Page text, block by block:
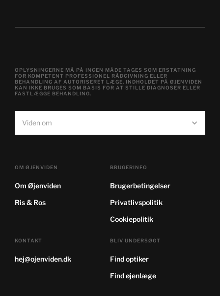
Viden om
OPLYSNINGERNE MÅ PÅ INGEN MÅDE TAGES SOM ERSTATNING
FOR KOMPETENT PROFESSIONEL RÅDGIVNING ELLER
BEHANDLING AF AUTORISERET LÆGE. INDHOLDET PÅ ØJENVIDEN
KAN IKKE BRUGES SOM BASIS FOR AT STILLE DIAGNOSER ELLER
FASTLÆGGE BEHANDLING.
OM ØJENVIDEN
Om Øjenviden
Ris & Ros
BRUGERINFO
Brugerbetingelser
Privatlivspolitik
Cookiepolitik
KONTAKT
hej@ojenviden.dk
BLIV UNDERSØGT
Find optiker
Find øjenlæge